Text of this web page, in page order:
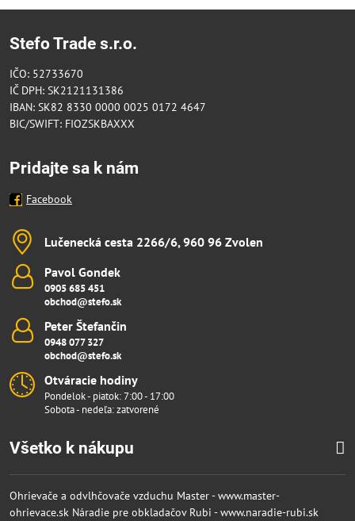
Stefo Trade s.r.o.
IČO: 52733670
IČ DPH: SK2121131386
IBAN: SK82 8330 0000 0025 0172 4647
BIC/SWIFT: FIOZSKBAXXX
Pridajte sa k nám
Facebook
Lučenecká cesta 2266/6, 960 96 Zvolen
Pavol Gondek
0905 685 451
obchod@stefo.sk
Peter Štefančin
0948 077 327
obchod@stefo.sk
Otváracie hodiny
Pondelok - piatok: 7:00 - 17:00
Sobota - nedeľa: zatvorené
Všetko k nákupu
Ohrievače a odvlhčovače vzduchu Master - www.master-
ohrievace.sk Náradie pre obkladačov Rubi - www.naradie-rubi.sk